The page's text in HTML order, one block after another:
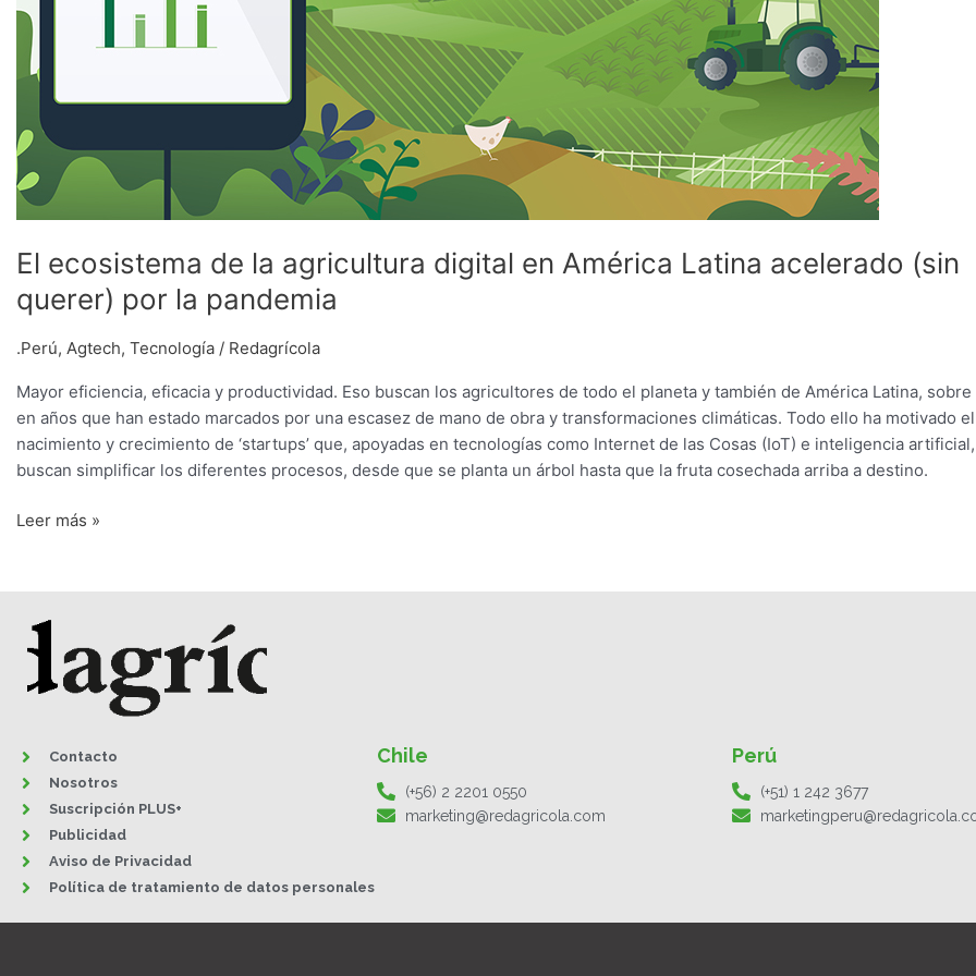
El ecosistema de la agricultura digital en América Latina acelerado (sin
querer) por la pandemia
.Perú, Agtech, Tecnología / Redagrícola
Mayor eficiencia, eficacia y productividad. Eso buscan los agricultores de todo el planeta y también de América Latina,
en años que han estado marcados por una escasez de mano de obra y transformaciones climáticas. Todo ello ha motivado el
nacimiento y crecimiento de ‘startups’ que, apoyadas en tecnologías como Internet de las Cosas (IoT) e inteligencia artificial,
buscan simplificar los diferentes procesos, desde que se planta un árbol hasta que la fruta cosechada arriba a destino.
Leer más »
Contacto
Nosotros
Suscripción PLUS+
Publicidad
Aviso de Privacidad
Política de tratamiento de datos personales
Chile
(+56) 2 2201 0550
marketing@redagricola.com
Perú
(+51) 1 242 3677